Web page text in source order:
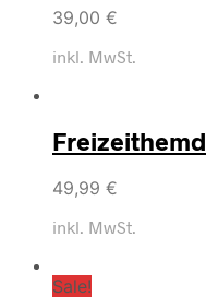
39,00 €
inkl. MwSt.
Freizeithemd
49,99 €
inkl. MwSt.
Sale!